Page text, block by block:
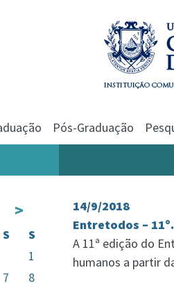
Pós-Graduação
>
S
S
1
7
8
14/9/2018
Entretodos –
A 11ª edição do
humanos a partir